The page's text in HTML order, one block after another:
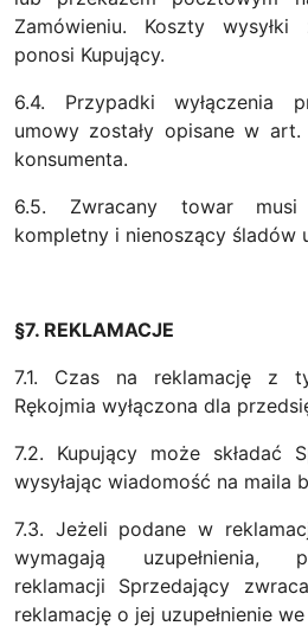
Zamówieniu. Koszty wysyłki
ponosi Kupujący.
6.4. Przypadki wyłączenia
umowy zostały opisane w
konsumenta.
6.5. Zwracany towar musi
kompletny i nienoszący śladów
§7. REKLAMACJE
7.1. Czas na reklamację z
Rękojmia wyłączona dla
7.2. Kupujący może składać
wysyłając wiadomość na maila
7.3. Jeżeli podane w
wymagają uzupełnienia,
reklamacji Sprzedający
reklamację o jej uzupełnienie